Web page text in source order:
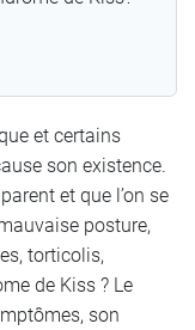
et certains
son existence.
et que l’on se
posture,
torticolis,
de Kiss ? Le
son